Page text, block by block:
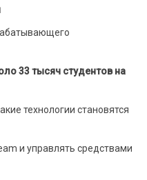
33 тысяч студентов на
технологии становятся
и управлять средствами